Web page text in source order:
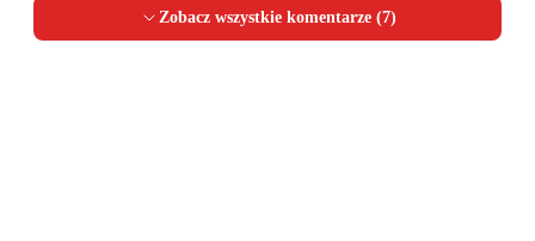
Zobacz wszystkie komentarze (7)